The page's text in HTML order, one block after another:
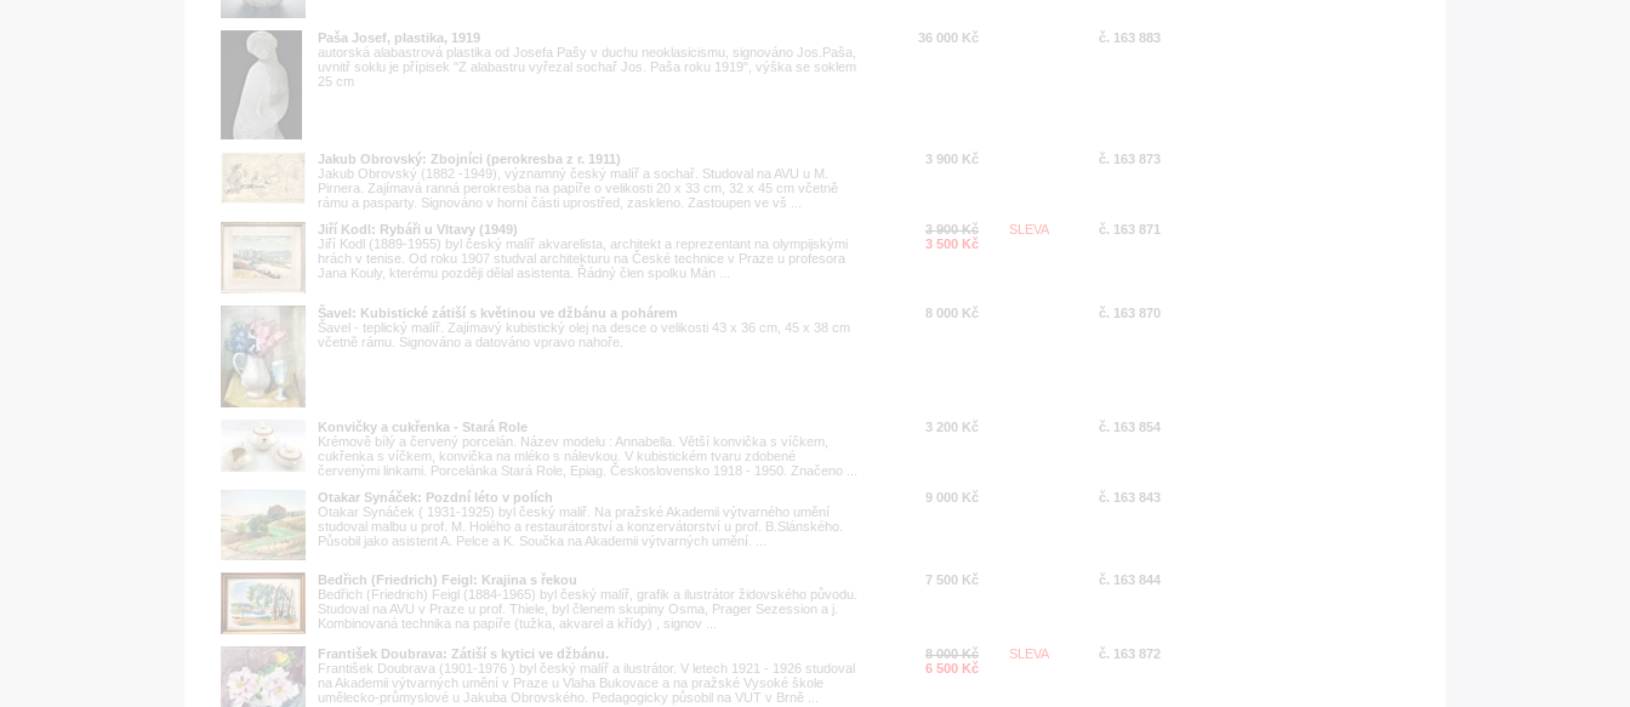
Paša Josef, plastika, 1919
autorská alabastrová plastika od Josefa Pašy v duchu neoklasicismu, signováno Jos.Paša,
uvnitř soklu je přípisek "Z alabastru vyřezal sochař Jos. Paša roku 1919", výška se soklem
25 cm
36 000 Kč č. 163 883
Jakub Obrovský: Zbojníci (perokresba z r. 1911)
Jakub Obrovský (1882 -1949), významný český malíř a sochař. Studoval na AVU u M.
Pirnera. Zajímavá ranná perokresba na papíře o velikosti 20 x 33 cm, 32 x 45 cm včetně
rámu a pasparty. Signováno v horní části uprostřed, zaskleno. Zastoupen ve vš ...
3 900 Kč č. 163 873
Jiří Kodl: Rybáři u Vltavy (1949)
Jiří Kodl (1889-1955) byl český malíř akvarelista, architekt a reprezentant na olympijskými
hrách v tenise. Od roku 1907 studval architekturu na České technice v Praze u profesora
Jana Kouly, kterému později dělal asistenta. Řádný člen spolku Mán ...
3 900 Kč
3 500 Kč
SLEVA č. 163 871
Šavel: Kubistické zátiší s květinou ve džbánu a pohárem
Šavel - teplický malíř. Zajímavý kubistický olej na desce o velikosti 43 x 36 cm, 45 x 38 cm
včetně rámu. Signováno a datováno vpravo nahoře.
8 000 Kč č. 163 870
Konvičky a cukřenka - Stará Role
Krémově bílý a červený porcelán. Název modelu : Annabella. Větší konvička s víčkem,
cukřenka s víčkem, konvička na mléko s nálevkou. V kubistickém tvaru zdobené
červenými linkami. Porcelánka Stará Role, Epiag. Československo 1918 - 1950. Značeno ...
3 200 Kč č. 163 854
Otakar Synáček: Pozdní léto v polích
Otakar Synáček ( 1931-1925) byl český maliř. Na pražské Akademii výtvarného umění
studoval malbu u prof. M. Holého a restaurátorství a konzervátorství u prof. B.Slánského.
Působil jako asistent A. Pelce a K. Součka na Akademii výtvarných umění. ...
9 000 Kč č. 163 843
Bedřich (Friedrich) Feigl: Krajina s řekou
Bedřich (Friedrich) Feigl (1884-1965) byl český malíř, grafik a ilustrátor židovského původu.
Studoval na AVU v Praze u prof. Thiele, byl členem skupiny Osma, Prager Sezession a j.
Kombinovaná technika na papíře (tužka, akvarel a křídy) , signov ...
7 500 Kč č. 163 844
František Doubrava: Zátiší s kytici ve džbánu.
František Doubrava (1901-1976 ) byl český malíř a ilustrátor. V letech 1921 - 1926 studoval
na Akademii výtvarných umění v Praze u Vlaha Bukovace a na pražské Vysoké škole
umělecko-průmyslové u Jakuba Obrovského. Pedagogicky působil na VUT v Brně ...
8 000 Kč
6 500 Kč
SLEVA č. 163 872